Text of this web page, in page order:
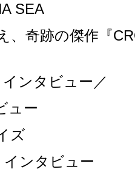
SEA
、奇跡の傑作『
ンタビュー／
ュー
ズ
インタビュー